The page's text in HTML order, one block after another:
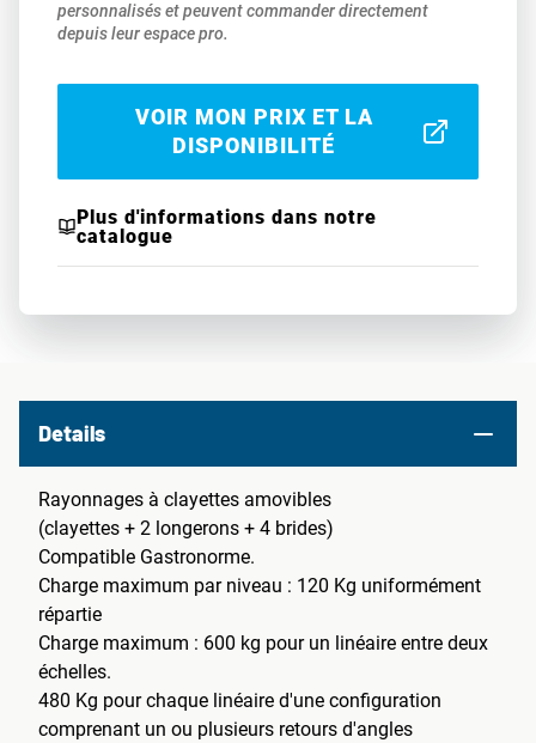
personnalisés et peuvent commander directement
depuis leur espace pro.
VOIR MON PRIX ET LA
DISPONIBILITÉ
Plus d'informations dans notre
catalogue
Details
Rayonnages à clayettes amovibles
(clayettes + 2 longerons + 4 brides)
Compatible Gastronorme.
Charge maximum par niveau : 120 Kg uniformément
répartie
Charge maximum : 600 kg pour un linéaire entre deux
échelles.
480 Kg pour chaque linéaire d'une configuration
comprenant un ou plusieurs retours d'angles